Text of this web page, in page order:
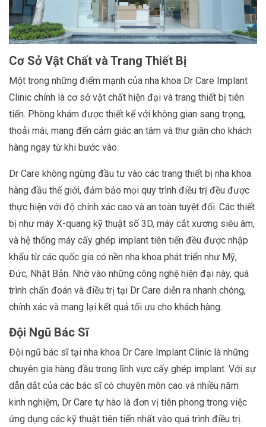
Cơ Sở Vật Chất và Trang Thiết Bị
Một trong những điểm mạnh của nha khoa Dr Care Implant
Clinic chính là cơ sở vật chất hiện đại và trang thiết bị tiên
tiến. Phòng khám được thiết kế với không gian sang trọng,
thoải mái, mang đến cảm giác an tâm và thư giãn cho khách
hàng ngay từ khi bước vào.
Dr Care không ngừng đầu tư vào các trang thiết bị nha khoa
hàng đầu thế giới, đảm bảo mọi quy trình điều trị đều được
thực hiện với độ chính xác cao và an toàn tuyệt đối. Các thiết
bị như máy X-quang kỹ thuật số 3D, máy cắt xương siêu âm,
và hệ thống máy cấy ghép implant tiên tiến đều được nhập
khẩu từ các quốc gia có nền nha khoa phát triển như Mỹ,
Đức, Nhật Bản. Nhờ vào những công nghệ hiện đại này, quá
trình chẩn đoán và điều trị tại Dr Care diễn ra nhanh chóng,
chính xác và mang lại kết quả tối ưu cho khách hàng.
Đội Ngũ Bác Sĩ
Đội ngũ bác sĩ tại nha khoa Dr Care Implant Clinic là những
chuyên gia hàng đầu trong lĩnh vực cấy ghép implant. Với sự
dẫn dắt của các bác sĩ có chuyên môn cao và nhiều năm
kinh nghiệm, Dr Care tự hào là đơn vị tiên phong trong việc
ứng dụng các kỹ thuật tiên tiến nhất vào quá trình điều trị.